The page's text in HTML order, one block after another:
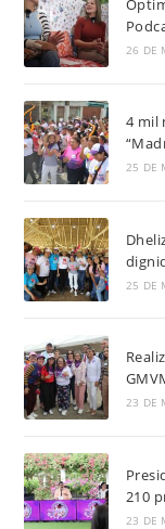
26 DE
4 mil
25 DE
25 DE
23 DE
210
23 DE